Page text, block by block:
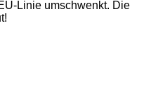
Linie umschwenkt. Die